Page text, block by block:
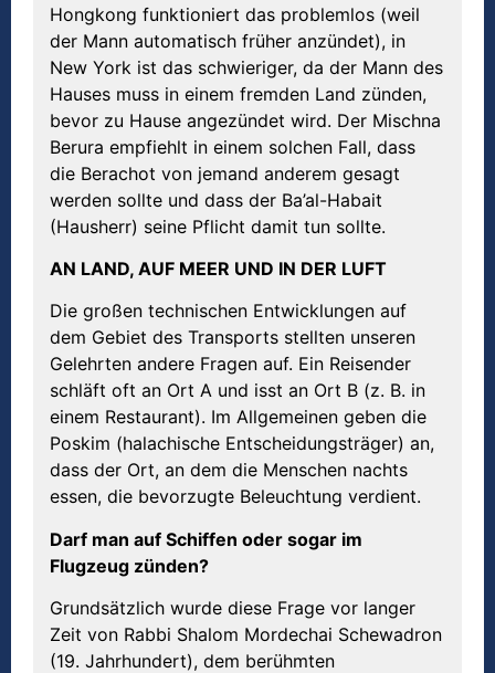
Hongkong funktioniert das problemlos (weil
der Mann automatisch früher anzündet), in
New York ist das schwieriger, da der Mann des
Hauses muss in einem fremden Land zünden,
bevor zu Hause angezündet wird. Der Mischna
Berura empfiehlt in einem solchen Fall, dass
die Berachot von jemand anderem gesagt
werden sollte und dass der Ba’al-Habait
(Hausherr) seine Pflicht damit tun sollte.
AN LAND, AUF MEER UND IN DER LUFT
Die großen technischen Entwicklungen auf
dem Gebiet des Transports stellten unseren
Gelehrten andere Fragen auf. Ein Reisender
schläft oft an Ort A und isst an Ort B (z. B. in
einem Restaurant). Im Allgemeinen geben die
Poskim (halachische Entscheidungsträger) an,
dass der Ort, an dem die Menschen nachts
essen, die bevorzugte Beleuchtung verdient.
Darf man auf Schiffen oder sogar im
Flugzeug zünden?
Grundsätzlich wurde diese Frage vor langer
Zeit von Rabbi Shalom Mordechai Schewadron
(19. Jahrhundert), dem berühmten